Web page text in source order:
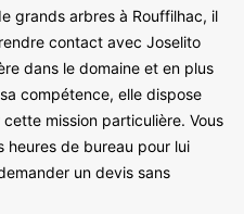
grands arbres à Rouffilhac, il
contact avec Joselito
dans le domaine et en plus
compétence, elle dispose
mission particulière. Vous
de bureau pour lui
un devis sans